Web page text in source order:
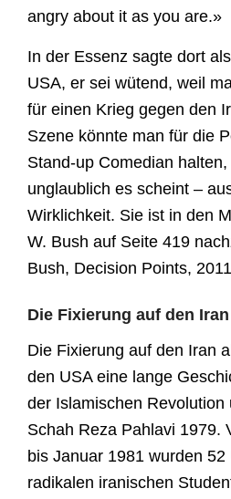
angry about it as you are.»
In der Essenz sagte dort
USA, er sei wütend, weil
für einen Krieg gegen den
Szene könnte man für die
Stand-up Comedian
unglaublich es scheint –
Wirklichkeit. Sie ist in den
W. Bush auf Seite 419
Bush, Decision Points,
Die Fixierung auf den
Die Fixierung auf den Iran
den USA eine lange
der Islamischen Revolution
Schah Reza Pahlavi 1979.
bis Januar 1981 wurden
radikalen iranischen